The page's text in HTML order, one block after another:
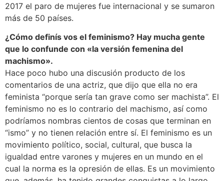
2017 el paro de mujeres fue internacional y se sumaron
más de 50 países.
¿Cómo definís vos el feminismo? Hay mucha gente
que lo confunde con «la versión femenina del
machismo».
Hace poco hubo una discusión producto de los
comentarios de una actriz, que dijo que ella no era
feminista “porque sería tan grave como ser machista”. El
feminismo no es lo contrario del machismo, así como
podríamos nombras cientos de cosas que terminan en
“ismo” y no tienen relación entre sí. El feminismo es un
movimiento político, social, cultural, que busca la
igualdad entre varones y mujeres en un mundo en el
cual la norma es la opresión de ellas. Es un movimiento